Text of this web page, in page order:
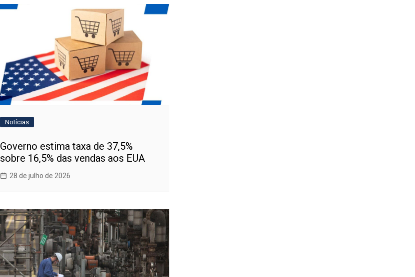
Notícias
Governo estima taxa de 37,5%
sobre 16,5% das vendas aos EUA
28 de julho de 2026